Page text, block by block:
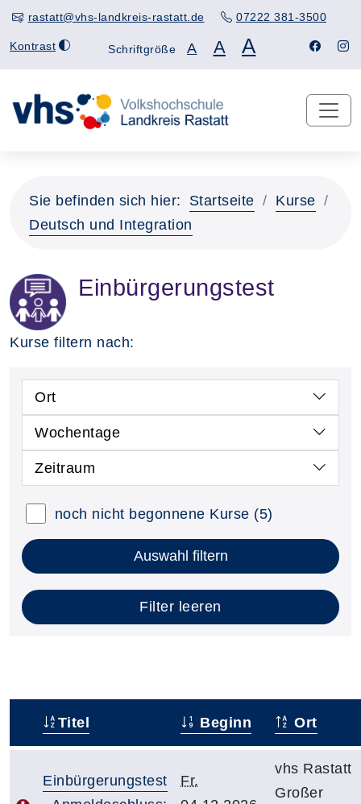
rastatt@vhs-landkreis-rastatt.de 07222 381-3500
Kontrast Schriftgröße A A A
Sie befinden sich hier: Startseite
Kurse
Deutsch und Integration
Einbürgerungstest
Kurse filtern nach:
Ort
Wochentage
Zeitraum
noch nicht begonnene Kurse (5)
Auswahl filtern
Filter leeren
Titel Beginn Ort
Einbürgerungstest
Fr.
vhs Rastatt
Großer